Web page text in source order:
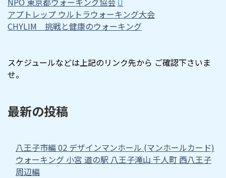
アプトレップ ウルトラウォーキング大会
CHYLIM 挑戦と健康のウォーキング
スケジュールなどは上記のリンク先から ご確認下さいま
せ。
最新の投稿
八王子市編 02 デザインマンホール (マンホールカード)
ウォーキング 小宮 道の駅 八王子滝山 千人町 西八王子
周辺編